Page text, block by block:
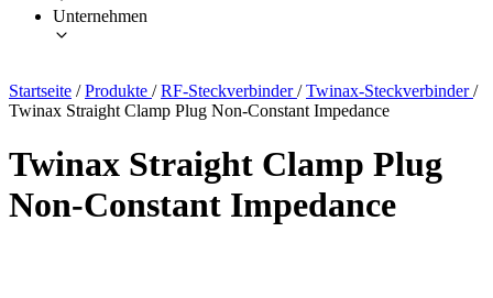
Unternehmen
Startseite / Produkte / RF-Steckverbinder/ Twinax-Steckverbinder/
Twinax Straight Clamp Plug Non-Constant Impedance
Twinax Straight Clamp Plug
Non-Constant Impedance